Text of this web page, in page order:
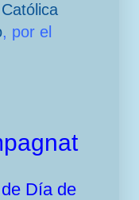
, por el
Día de